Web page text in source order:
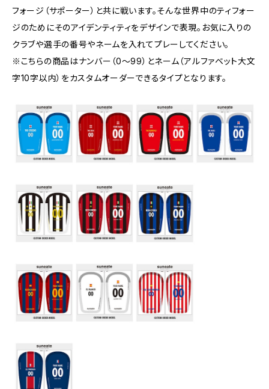
フォージ（サポーター）と共に戦います。そんな世界中のティフォー
ジのためにそのアイデンティティをデザインで表現。お気に入りの
クラブや選手の番号やネームを入れてプレーしてください。
※こちらの商品はナンバー（0〜99）とネーム（アルファベット大文
字10字以内）をカスタムオーダーできるタイプとなります。